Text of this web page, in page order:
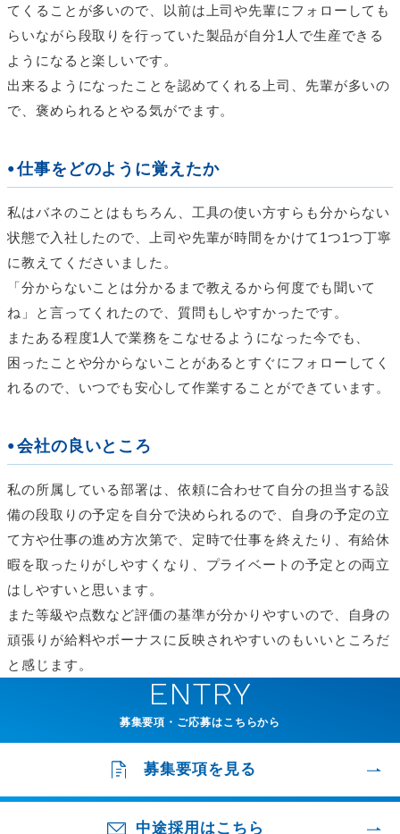
てくることが多いので、以前は上司や先輩にフォローしても
らいながら段取りを行っていた製品が自分1人で生産できる
ようになると楽しいです。
出来るようになったことを認めてくれる上司、先輩が多いの
で、褒められるとやる気がでます。
仕事をどのように覚えたか
私はバネのことはもちろん、工具の使い方すらも分からない
状態で入社したので、上司や先輩が時間をかけて1つ1つ丁寧
に教えてくださいました。
「分からないことは分かるまで教えるから何度でも聞いて
ね」と言ってくれたので、質問もしやすかったです。
またある程度1人で業務をこなせるようになった今でも、
困ったことや分からないことがあるとすぐにフォローしてく
れるので、いつでも安心して作業することができています。
会社の良いところ
私の所属している部署は、依頼に合わせて自分の担当する設
備の段取りの予定を自分で決められるので、自身の予定の立
て方や仕事の進め方次第で、定時で仕事を終えたり、有給休
暇を取ったりがしやすくなり、プライベートの予定との両立
はしやすいと思います。
また等級や点数など評価の基準が分かりやすいので、自身の
頑張りが給料やボーナスに反映されやすいのもいいところだ
と感じます。
ENTRY
募集要項・ご応募はこちらから
募集要項を見る
中途採用はこちら